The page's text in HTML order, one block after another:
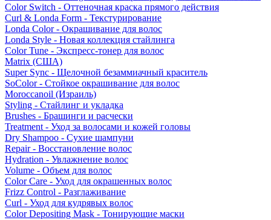
Color Switch - Оттеночная краска прямого действия
Curl & Londa Form - Текстурирование
Londa Color - Окрашивание для волос
Londa Style - Новая коллекция стайлинга
Color Tune - Экспресс-тонер для волос
Matrix (США)
Super Sync - Щелочной безаммиачный краситель
SoColor - Стойкое окрашивание для волос
Moroccanoil (Израиль)
Styling - Стайлинг и укладка
Brushes - Брашинги и расчески
Treatment - Уход за волосами и кожей головы
Dry Shampoo - Сухие шампуни
Repair - Восстановление волос
Hydration - Увлажнение волос
Volume - Объем для волос
Color Care - Уход для окрашенных волос
Frizz Control - Разглаживание
Curl - Уход для кудрявых волос
Color Depositing Mask - Тонирующие маски